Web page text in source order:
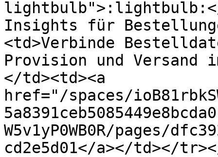
lightbulb">:lightbulb:</
Insights für
<td>Verbinde
Provision und Versand
</td><td><a
href="/spaces/
W5v1yP0WB0R/pages/
cd2e5d01</a></td></